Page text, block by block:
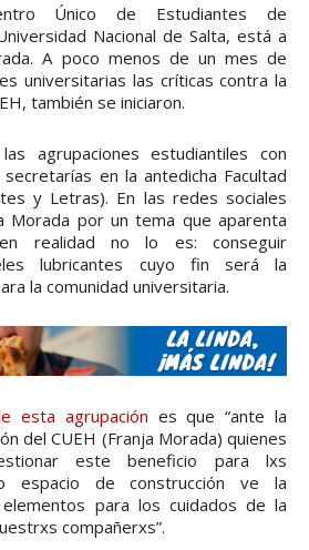
Único de Estudiantes de
Nacional de Salta, está a
A poco menos de un mes de
universitarias las críticas contra la
también se iniciaron.
agrupaciones estudiantiles con
en la antedicha Facultad
y Letras). En las redes sociales
Morada por un tema que aparenta
realidad no lo es: conseguir
lubricantes cuyo fin será la
la comunidad universitaria.
esta agrupación es que “ante la
del CUEH (Franja Morada) quienes
este beneficio para lxs
espacio de construcción ve la
para los cuidados de la
compañerxs”.